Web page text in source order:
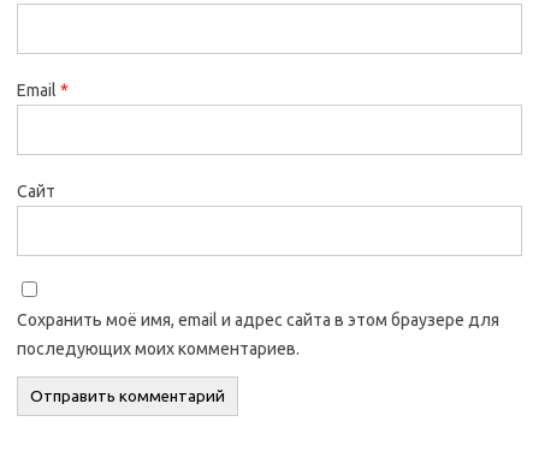
Email *
Сайт
Сохранить моё имя, email и адрес сайта в этом браузере для
последующих моих комментариев.